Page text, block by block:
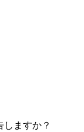
ますか？